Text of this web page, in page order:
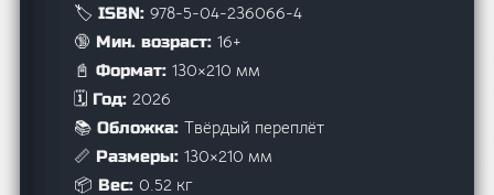
🏷️ ISBN:978-5-04-236066-4
🔞 Мин. возраст:16+
📓 Формат:130×210 мм
🗓️ Год: 2026
📚 Обложка:Твёрдый переплёт
📏 Размеры:130×210 мм
📦 Вес:0.52 кг